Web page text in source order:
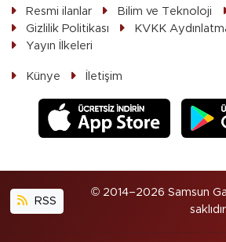
Resmi ilanlar
Bilim ve Teknoloji
Gizlilik Politikası
KVKK
Yayın İlkeleri
Künye İletişim
RSS
© 2014–2026 Samsun